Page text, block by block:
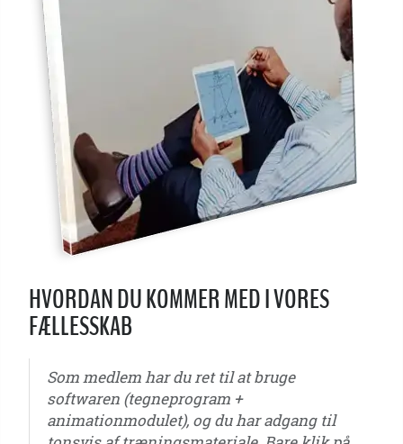
HVORDAN DU KOMMER MED I VORES
FÆLLESSKAB
Som medlem har du ret til at bruge
softwaren (tegneprogram +
animationmodulet), og du har adgang til